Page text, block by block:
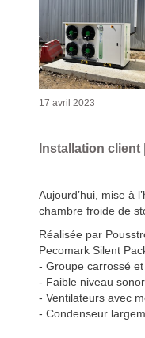
17 avril 2023
Installation client
Aujourd’hui, mise à
chambre froide de
Réalisée par
Pecomark Silent
- Groupe carrossé
- Faible niveau
- Ventilateurs avec
- Condenseur